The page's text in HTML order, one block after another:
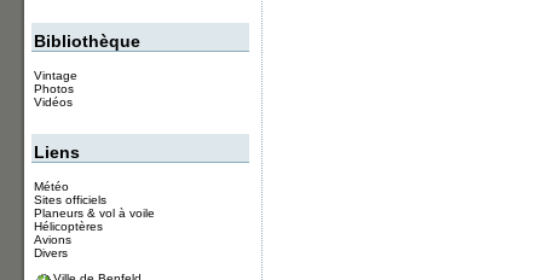
Bibliothèque
Vintage
Photos
Vidéos
Liens
Météo
Sites officiels
Planeurs & vol à voile
Hélicoptères
Avions
Divers